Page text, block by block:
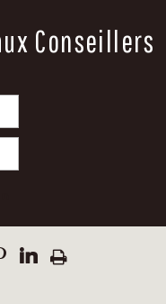
Conseillers